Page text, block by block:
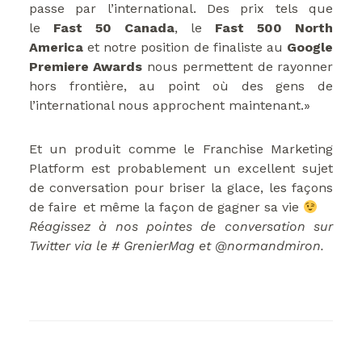
passe par l’international. Des prix tels que
le Fast 50 Canada, le Fast 500 North
Americaet notre position de finaliste au Google
Premiere Awards nous permettent de rayonner
hors frontière, au point où des gens de
l’international nous approchent maintenant.»
Et un produit comme le Franchise Marketing
Platform est probablement un excellent sujet
de conversation pour briser la glace, les façons
de faire et même la façon de gagner sa vie
Réagissez à nos pointes de conversation sur
Twitter via le # GrenierMag et @normandmiron.